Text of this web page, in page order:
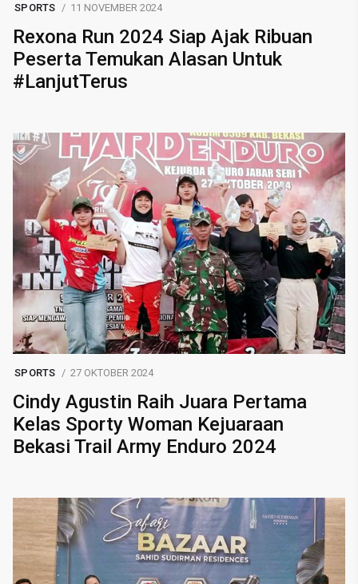
SPORTS 11 NOVEMBER 2024
Rexona Run 2024 Siap Ajak Ribuan
Peserta Temukan Alasan Untuk
#LanjutTerus
SPORTS 27 OKTOBER 2024
Cindy Agustin Raih Juara Pertama
Kelas Sporty Woman Kejuaraan
Bekasi Trail Army Enduro 2024